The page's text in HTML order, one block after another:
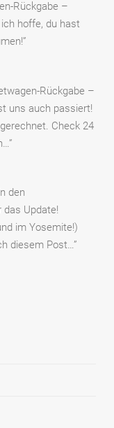
Rückgabe –
hoffe, du hast
”
Rückgabe –
uns auch passiert!
Check 24
”
den
das Update!
im Yosemite!)
diesem Post…”